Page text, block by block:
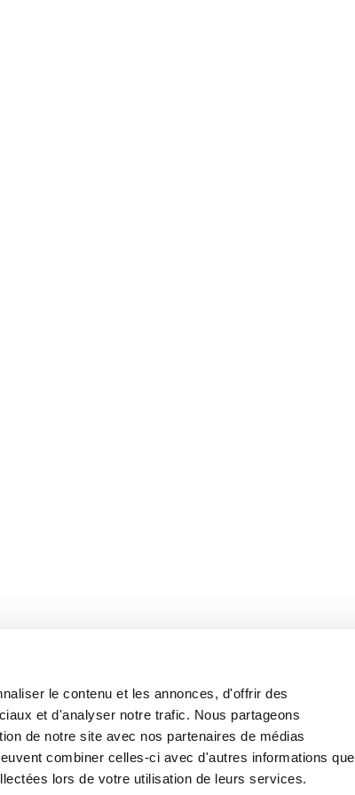
le contenu et les annonces, d'offrir des
et d'analyser notre trafic. Nous partageons
de notre site avec nos partenaires de médias
combiner celles-ci avec d'autres informations que
lors de votre utilisation de leurs services.